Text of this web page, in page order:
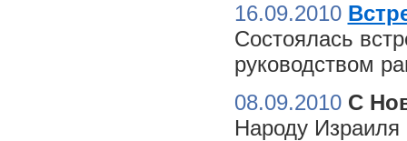
16.09.2010
Состоялась
руководством
08.09.2010 С
Народу Израиля